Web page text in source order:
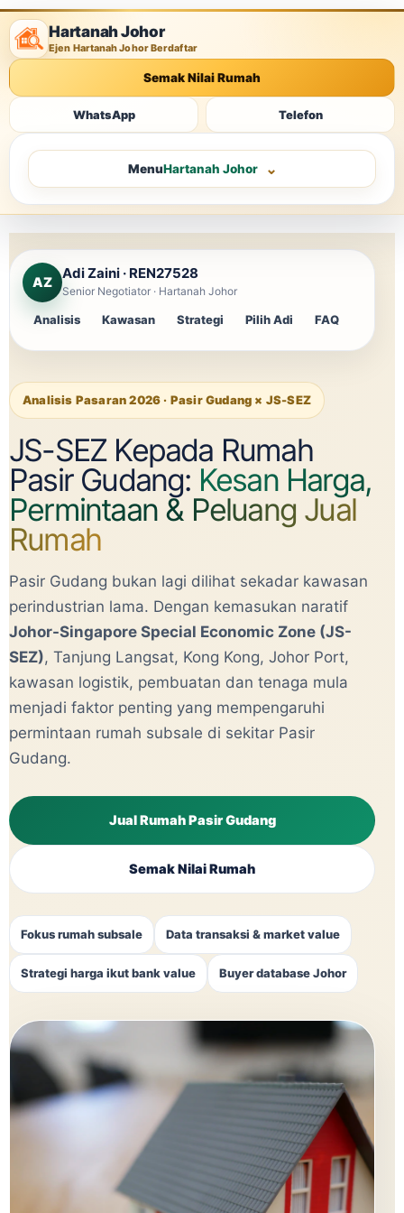
Hartanah Johor
Ejen Hartanah Johor Berdaftar
Semak Nilai Rumah
WhatsApp Telefon
MenuHartanah Johor
AZ
Adi Zaini · REN27528
Senior Negotiator · Hartanah Johor
Analisis Kawasan Strategi Pilih Adi FAQ
Analisis Pasaran 2026 · Pasir Gudang × JS-SEZ
JS-SEZ Kepada Rumah
Pasir Gudang: Kesan Harga,
Permintaan & Peluang Jual
Rumah
Pasir Gudang bukan lagi dilihat sekadar kawasan
perindustrian lama. Dengan kemasukan naratif
Johor-Singapore Special Economic Zone (JS-
SEZ), Tanjung Langsat, Kong Kong, Johor Port,
kawasan logistik, pembuatan dan tenaga mula
menjadi faktor penting yang mempengaruhi
permintaan rumah subsale di sekitar Pasir
Gudang.
Jual Rumah Pasir Gudang
Semak Nilai Rumah
Fokus rumah subsale Data transaksi & market value
Strategi harga ikut bank value Buyer database Johor
RM380k
Median harga transaksi
kediaman Pasir Gudang, Apr